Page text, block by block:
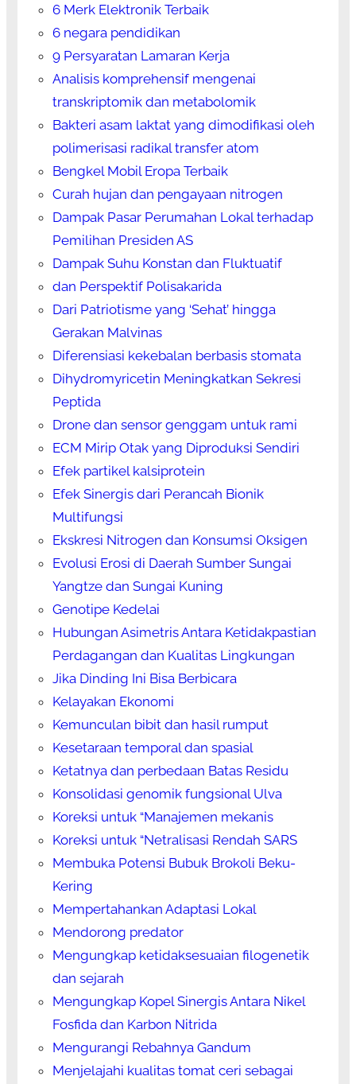
6 Merk Elektronik Terbaik
6 negara pendidikan
9 Persyaratan Lamaran Kerja
Analisis komprehensif mengenai
transkriptomik dan metabolomik
Bakteri asam laktat yang dimodifikasi oleh
polimerisasi radikal transfer atom
Bengkel Mobil Eropa Terbaik
Curah hujan dan pengayaan nitrogen
Dampak Pasar Perumahan Lokal terhadap
Pemilihan Presiden AS
Dampak Suhu Konstan dan Fluktuatif
dan Perspektif Polisakarida
Dari Patriotisme yang ‘Sehat’ hingga
Gerakan Malvinas
Diferensiasi kekebalan berbasis stomata
Dihydromyricetin Meningkatkan Sekresi
Peptida
Drone dan sensor genggam untuk rami
ECM Mirip Otak yang Diproduksi Sendiri
Efek partikel kalsiprotein
Efek Sinergis dari Perancah Bionik
Multifungsi
Ekskresi Nitrogen dan Konsumsi Oksigen
Evolusi Erosi di Daerah Sumber Sungai
Yangtze dan Sungai Kuning
Genotipe Kedelai
Hubungan Asimetris Antara Ketidakpastian
Perdagangan dan Kualitas Lingkungan
Jika Dinding Ini Bisa Berbicara
Kelayakan Ekonomi
Kemunculan bibit dan hasil rumput
Kesetaraan temporal dan spasial
Ketatnya dan perbedaan Batas Residu
Konsolidasi genomik fungsional Ulva
Koreksi untuk “Manajemen mekanis
Koreksi untuk “Netralisasi Rendah SARS
Membuka Potensi Bubuk Brokoli Beku-
Kering
Mempertahankan Adaptasi Lokal
Mendorong predator
Mengungkap ketidaksesuaian filogenetik
dan sejarah
Mengungkap Kopel Sinergis Antara Nikel
Fosfida dan Karbon Nitrida
Mengurangi Rebahnya Gandum
Menjelajahi kualitas tomat ceri sebagai